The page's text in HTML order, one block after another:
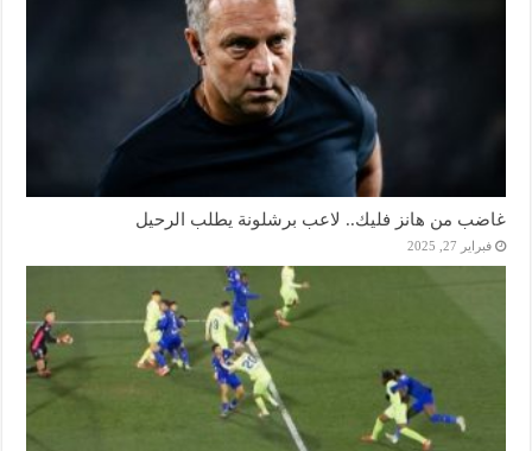
غاضب من هانز فليك.. لاعب برشلونة يطلب الرحيل
فبراير 27, 2025